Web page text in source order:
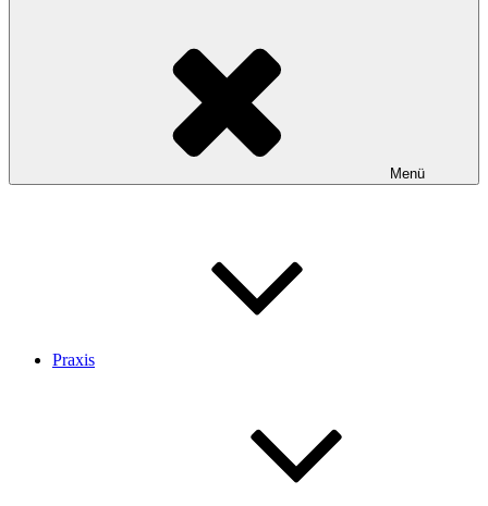
Menü
Praxis